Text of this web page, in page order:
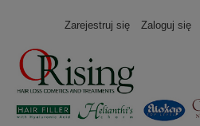
Zarejestruj się Zaloguj się